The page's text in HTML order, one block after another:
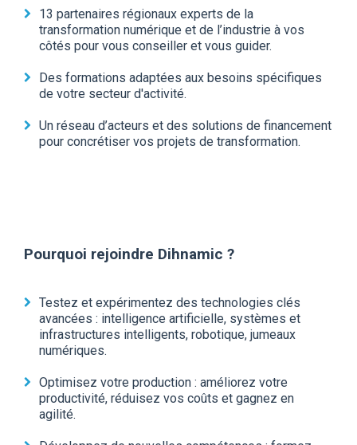
13 partenaires régionaux experts de la
transformation numérique et de l’industrie à vos
côtés pour vous conseiller et vous guider.
Des formations adaptées aux besoins spécifiques
de votre secteur d'activité.
Un réseau d’acteurs et des solutions de financement
pour concrétiser vos projets de transformation.
Pourquoi rejoindre Dihnamic ?
Testez et expérimentez des technologies clés
avancées : intelligence artificielle, systèmes et
infrastructures intelligents, robotique, jumeaux
numériques.
Optimisez votre production : améliorez votre
productivité, réduisez vos coûts et gagnez en
agilité.